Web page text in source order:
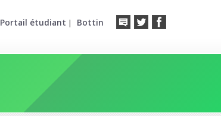
Portail étudiant | Bottin